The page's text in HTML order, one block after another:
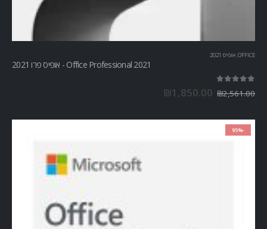
OFFICE
, אופיס 2021
Office Professional 2021 - אופיס פרו 2021
₪2,561.00
₪1,850.00
-95%